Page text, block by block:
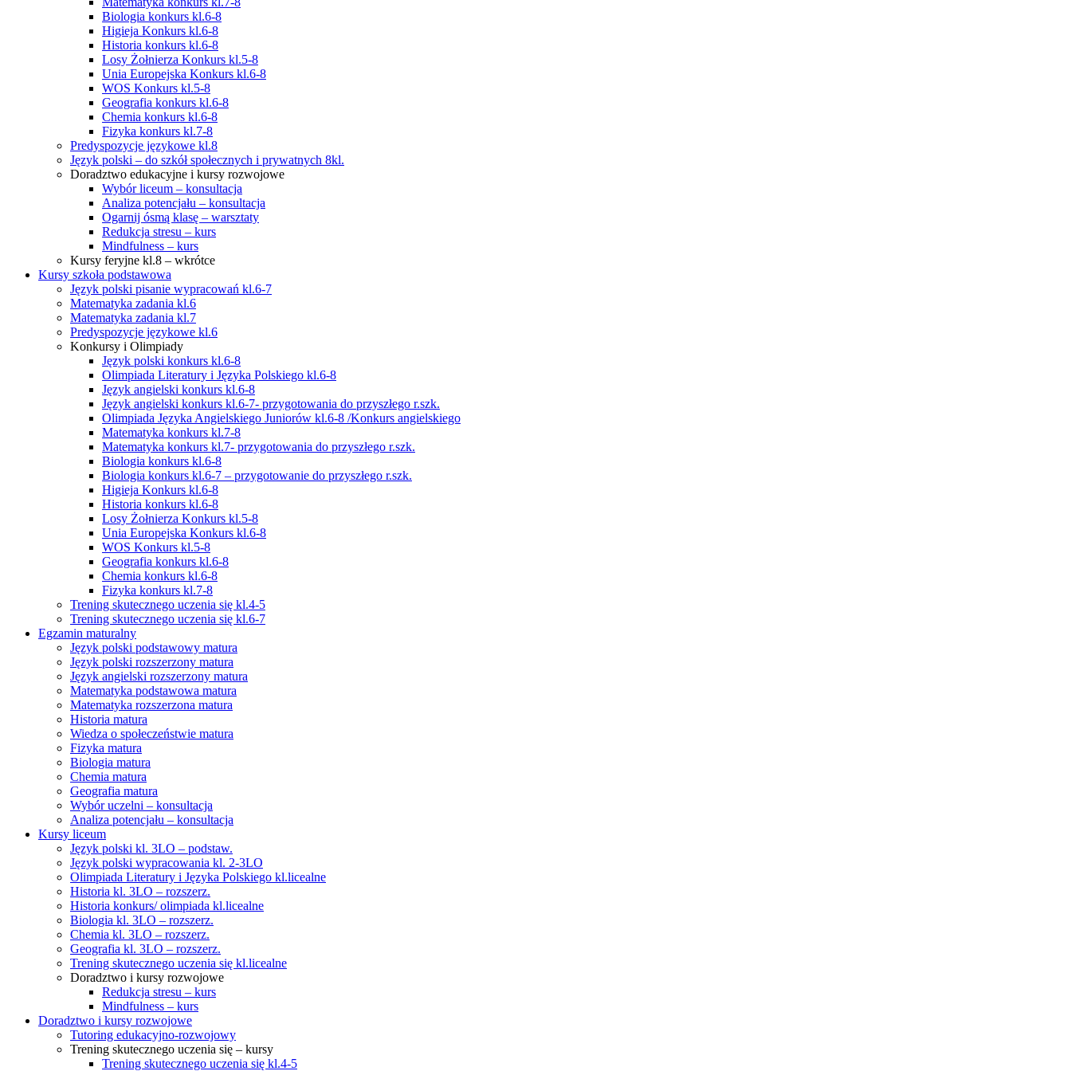
Biologia konkurs kl.6-8
Higieja Konkurs kl.6-8
Historia konkurs kl.6-8
Losy Żołnierza Konkurs kl.5-8
Unia Europejska Konkurs kl.6-8
WOS Konkurs kl.5-8
Geografia konkurs kl.6-8
Chemia konkurs kl.6-8
Fizyka konkurs kl.7-8
Predyspozycje językowe kl.8
Język polski – do szkół społecznych i prywatnych 8kl.
Doradztwo edukacyjne i kursy rozwojowe
Wybór liceum – konsultacja
Analiza potencjału – konsultacja
Ogarnij ósmą klasę – warsztaty
Redukcja stresu – kurs
Mindfulness – kurs
Kursy feryjne kl.8 – wkrótce
Kursy szkoła podstawowa
Język polski pisanie wypracowań kl.6-7
Matematyka zadania kl.6
Matematyka zadania kl.7
Predyspozycje językowe kl.6
Konkursy i Olimpiady
Język polski konkurs kl.6-8
Olimpiada Literatury i Języka Polskiego kl.6-8
Język angielski konkurs kl.6-8
Język angielski konkurs kl.6-7- przygotowania do przyszłego r.szk.
Olimpiada Języka Angielskiego Juniorów kl.6-8 /Konkurs angielskiego
Matematyka konkurs kl.7-8
Matematyka konkurs kl.7- przygotowania do przyszłego r.szk.
Biologia konkurs kl.6-8
Biologia konkurs kl.6-7 – przygotowanie do przyszłego r.szk.
Higieja Konkurs kl.6-8
Historia konkurs kl.6-8
Losy Żołnierza Konkurs kl.5-8
Unia Europejska Konkurs kl.6-8
WOS Konkurs kl.5-8
Geografia konkurs kl.6-8
Chemia konkurs kl.6-8
Fizyka konkurs kl.7-8
Trening skutecznego uczenia się kl.4-5
Trening skutecznego uczenia się kl.6-7
Egzamin maturalny
Język polski podstawowy matura
Język polski rozszerzony matura
Język angielski rozszerzony matura
Matematyka podstawowa matura
Matematyka rozszerzona matura
Historia matura
Wiedza o społeczeństwie matura
Fizyka matura
Biologia matura
Chemia matura
Geografia matura
Wybór uczelni – konsultacja
Analiza potencjału – konsultacja
Kursy liceum
Język polski kl. 3LO – podstaw.
Język polski wypracowania kl. 2-3LO
Olimpiada Literatury i Języka Polskiego kl.licealne
Historia kl. 3LO – rozszerz.
Historia konkurs/ olimpiada kl.licealne
Biologia kl. 3LO – rozszerz.
Chemia kl. 3LO – rozszerz.
Geografia kl. 3LO – rozszerz.
Trening skutecznego uczenia się kl.licealne
Doradztwo i kursy rozwojowe
Redukcja stresu – kurs
Mindfulness – kurs
Doradztwo i kursy rozwojowe
Tutoring edukacyjno-rozwojowy
Trening skutecznego uczenia się – kursy
Trening skutecznego uczenia się kl.4-5